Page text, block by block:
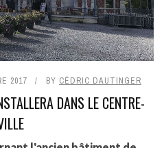
2017 BY CÉDRIC DAUTINGER
DANS LE CENTRE-